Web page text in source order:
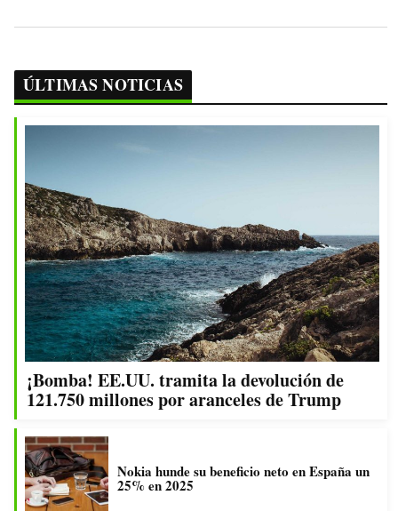
ÚLTIMAS NOTICIAS
¡Bomba! EE.UU. tramita la devolución de
121.750 millones por aranceles de Trump
Nokia hunde su beneficio neto en España un
25% en 2025